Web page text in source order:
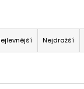
Nejdražší